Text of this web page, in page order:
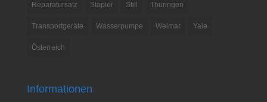
Reparatursatz Stapler Still Thüringen
Transportgeräte Wasserpumpe Weimar Yale
Österreich
Informationen